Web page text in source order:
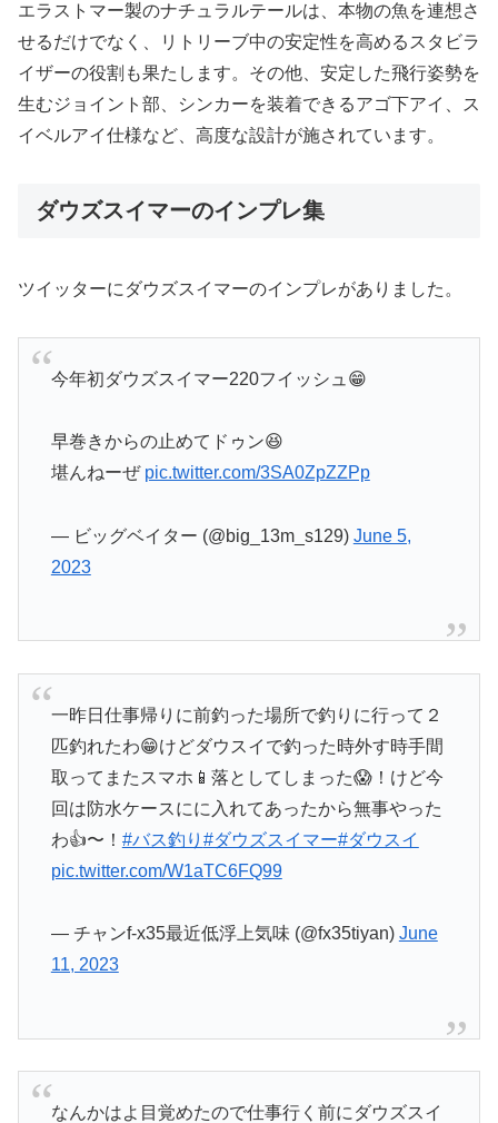
エラストマー製のナチュラルテールは、本物の魚を連想さ
せるだけでなく、リトリーブ中の安定性を高めるスタビラ
イザーの役割も果たします。その他、安定した飛行姿勢を
生むジョイント部、シンカーを装着できるアゴ下アイ、ス
イベルアイ仕様など、高度な設計が施されています。
ダウズスイマーのインプレ集
ツイッターにダウズスイマーのインプレがありました。
今年初ダウズスイマー220フイッシュ😁
早巻きからの止めてドゥン😆
堪んねーぜ pic.twitter.com/3SA0ZpZZPp
— ビッグベイター (@big_13m_s129) June 5,
2023
一昨日仕事帰りに前釣った場所で釣りに行って２
匹釣れたわ😁けどダウスイで釣った時外す時手間
取ってまたスマホ📱落としてしまった😱！けど今
回は防水ケースにに入れてあったから無事やった
わ👍〜！ #バス釣り #ダウズスイマー#ダウスイ
pic.twitter.com/W1aTC6FQ99
— チャンf-x35最近低浮上気味 (@fx35tiyan) June
11, 2023
なんかはよ目覚めたので仕事行く前にダウズスイ